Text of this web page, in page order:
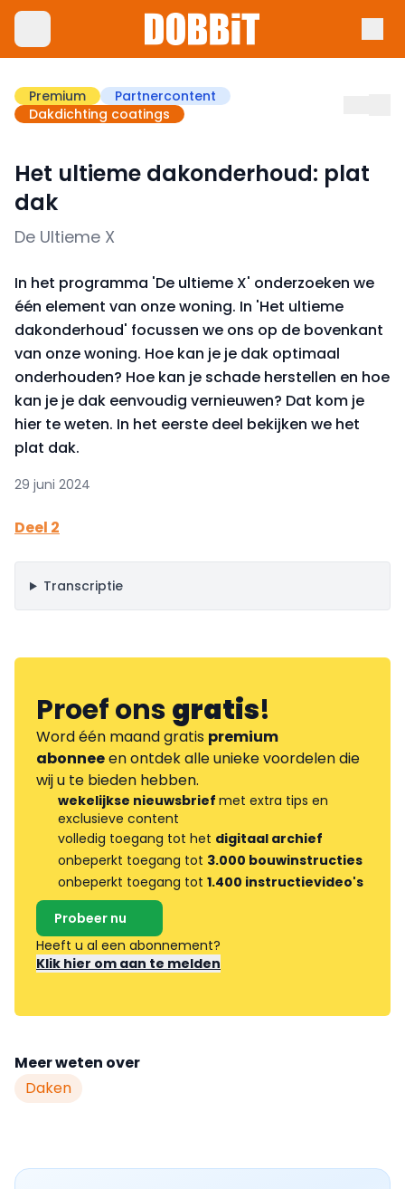
Premium
Partnercontent
Dakdichting coatings
Het ultieme dakonderhoud: plat
dak
De Ultieme X
In het programma 'De ultieme X' onderzoeken we
één element van onze woning. In 'Het ultieme
dakonderhoud' focussen we ons op de bovenkant
van onze woning. Hoe kan je je dak optimaal
onderhouden? Hoe kan je schade herstellen en hoe
kan je je dak eenvoudig vernieuwen? Dat kom je
hier te weten. In het eerste deel bekijken we het
plat dak.
29 juni 2024
Deel 2
Transcriptie
Proef onsgratis!
Word één maand gratis premium
abonneeen ontdek alle unieke voordelen die
wij u te bieden hebben.
wekelijkse nieuwsbrief met extra tips en
exclusieve content
volledig toegang tot het digitaal archief
onbeperkt toegang tot 3.000 bouwinstructies
onbeperkt toegang tot 1.400 instructievideo's
Probeer nu
Heeft u al een abonnement?
Klik hier om aan te melden
Meer weten over
Daken